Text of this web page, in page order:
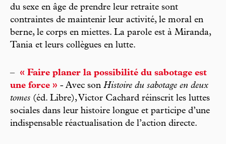
du sexe en âge de prendre leur retraite sont
contraintes de maintenir leur activité, le moral en
berne, le corps en miettes. La parole est à Miranda,
Tania et leurs collègues en lutte.
–
« Faire planer la possibilité du sabotage est
une force » - Avec son Histoire du sabotage en deux
tomes (éd. Libre), Victor Cachard réinscrit les luttes
sociales dans leur histoire longue et participe d’une
indispensable réactualisation de l’action directe.